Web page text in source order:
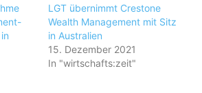
LGT übernimmt Crestone
Wealth Management mit Sitz
in Australien
15. Dezember 2021
In "wirtschafts:zeit"